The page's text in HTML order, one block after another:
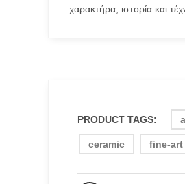
χαρακτήρα, ιστορία και
PRODUCT TAGS:
ceramic fine-art